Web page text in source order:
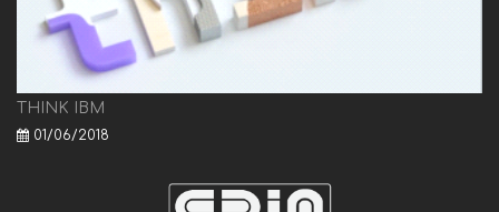
THINK IBM
01/06/2018